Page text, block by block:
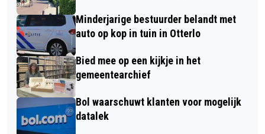
Minderjarige bestuurder belandt met
auto op kop in tuin in Otterlo
Bied mee op een kijkje in het
gemeentearchief
Bol waarschuwt klanten voor mogelijk
datalek